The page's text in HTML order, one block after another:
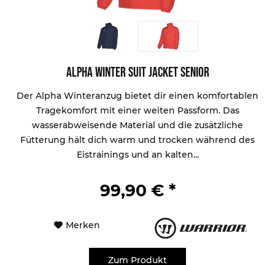
Alpha Winter Suit Jacket Senior
Der Alpha Winteranzug bietet dir einen komfortablen
Tragekomfort mit einer weiten Passform. Das
wasserabweisende Material und die zusätzliche
Fütterung hält dich warm und trocken während des
Eistrainings und an kalten...
99,90 € *
Merken
Zum Produkt